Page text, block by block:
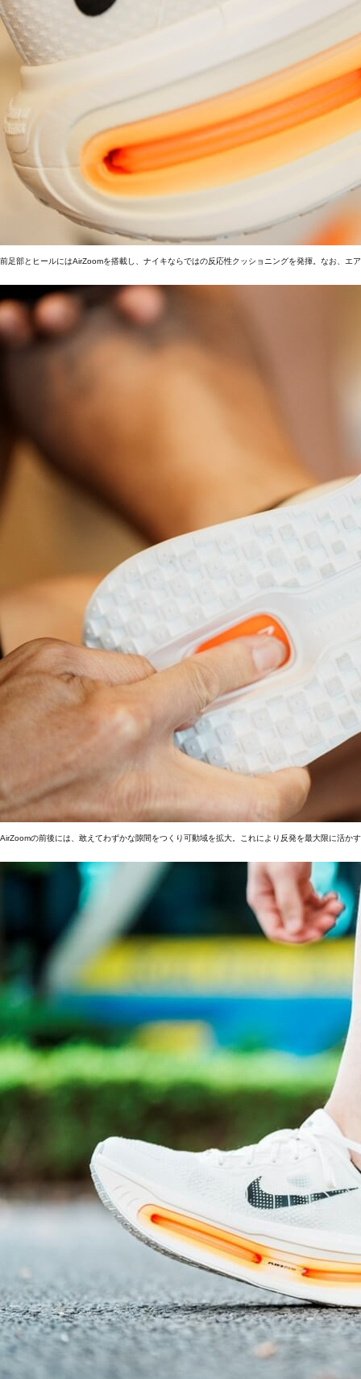
前足部とヒールにはAirZoomを搭載し、ナイキならではの反応性クッショニングを発揮。なお、
AirZoomの前後には、敢えてわずかな隙間をつくり可動域を拡大。これにより反発を最大限に活